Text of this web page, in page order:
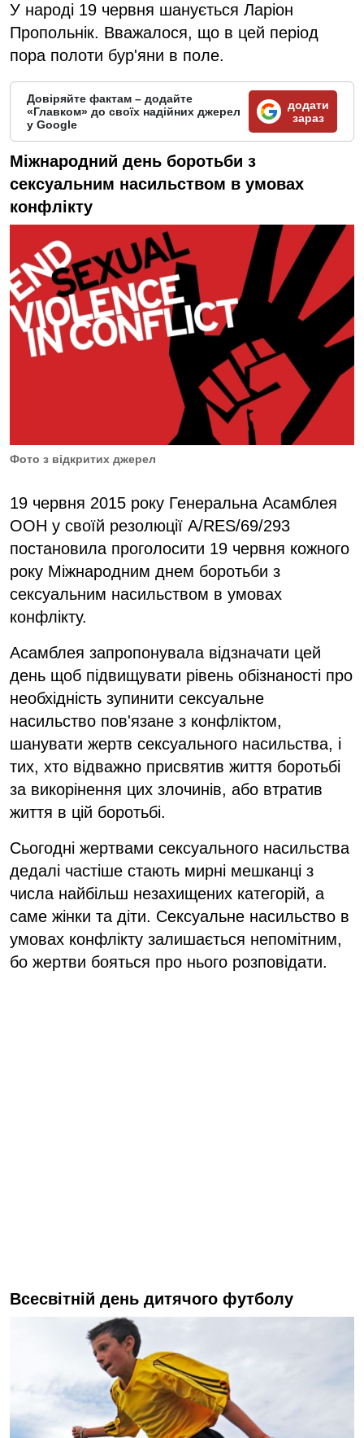
У народі 19 червня шанується Ларіон
Пропольнік. Вважалося, що в цей період
пора полоти бур'яни в поле.
Довіряйте фактам – додайте
«Главком» до своїх надійних джерел
у Google
додати
зараз
Міжнародний день боротьби з
сексуальним насильством в умовах
конфлікту
Фото з відкритих джерел
19 червня 2015 року Генеральна Асамблея
ООН у своїй резолюції A/RES/69/293
постановила проголосити 19 червня кожного
року Міжнародним днем боротьби з
сексуальним насильством в умовах
конфлікту.
Асамблея запропонувала відзначати цей
день щоб підвищувати рівень обізнаності про
необхідність зупинити сексуальне
насильство пов'язане з конфліктом,
шанувати жертв сексуального насильства, і
тих, хто відважно присвятив життя боротьбі
за викорінення цих злочинів, або втратив
життя в цій боротьбі.
Сьогодні жертвами сексуального насильства
дедалі частіше стають мирні мешканці з
числа найбільш незахищених категорій, а
саме жінки та діти. Сексуальне насильство в
умовах конфлікту залишається непомітним,
бо жертви бояться про нього розповідати.
Всесвітній день дитячого футболу